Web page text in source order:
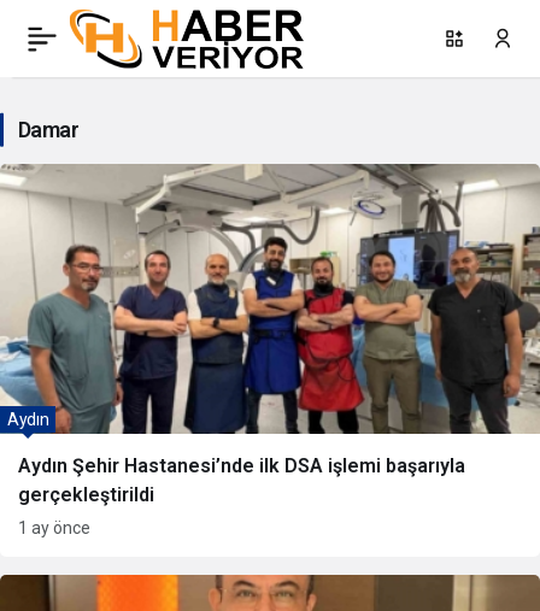
Damar
Haberleri
Damar
Aydın Şehir Hastanesi’nde ilk DSA işlemi başarıyla
gerçekleştirildi
Aydın
1 ay önce